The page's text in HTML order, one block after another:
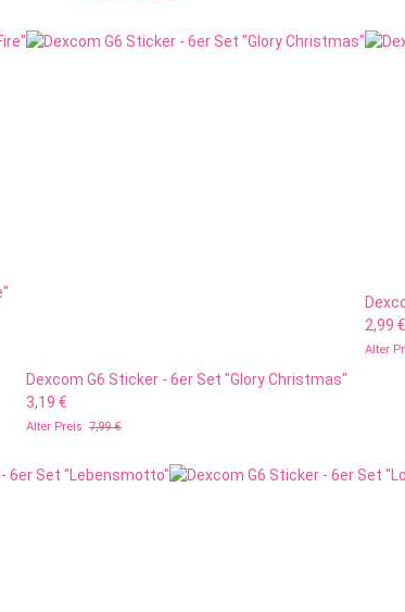
Dexcom G6 Sticker - 6er Set "Glory Christmas"
3,19 €
Alter Preis: 7,99 €
2,99 €
Alter